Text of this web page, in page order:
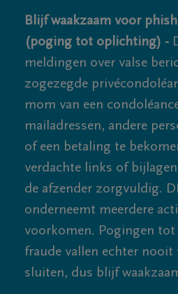
Blijf waakzaam voor
(poging tot oplichting) -
meldingen over valse
zogezegde
mom van een
mailadressen, andere
of een betaling te
verdachte links of
de afzender zorgvuldig.
onderneemt meerdere
voorkomen. Pogingen
fraude vallen echter
sluiten, dus blijf